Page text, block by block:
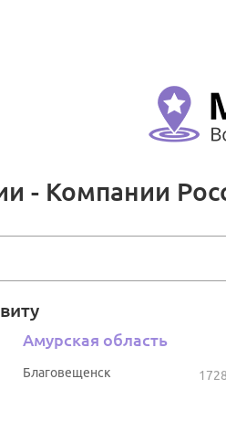
- Компании
Амурская область
Благовещенск